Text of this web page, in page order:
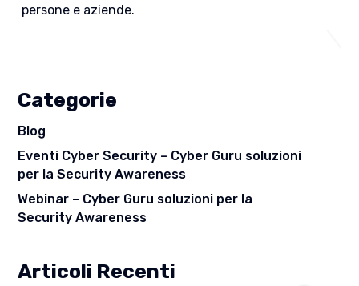
Categorie
Blog
Eventi Cyber Security – Cyber Guru soluzioni
per la Security Awareness
Webinar – Cyber Guru soluzioni per la
Security Awareness
Articoli Recenti
persone e aziende.